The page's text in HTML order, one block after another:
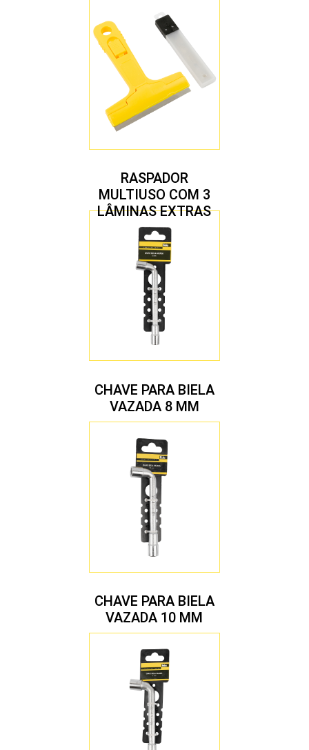
RASPADOR
MULTIUSO COM 3
LÂMINAS EXTRAS
CHAVE PARA BIELA
VAZADA 8 MM
CHAVE PARA BIELA
VAZADA 10 MM